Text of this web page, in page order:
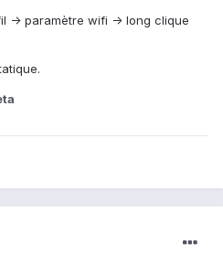
-> paramètre wifi -> long clique